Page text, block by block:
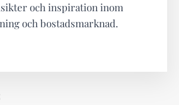
och inspiration inom
och bostadsmarknad.